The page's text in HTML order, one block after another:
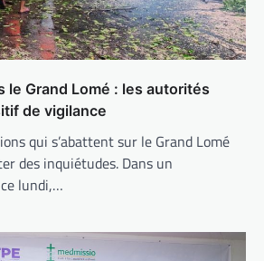
le Grand Lomé : les autorités
de vigilance
qui s’abattent sur le Grand Lomé
des inquiétudes. Dans un
lundi,…